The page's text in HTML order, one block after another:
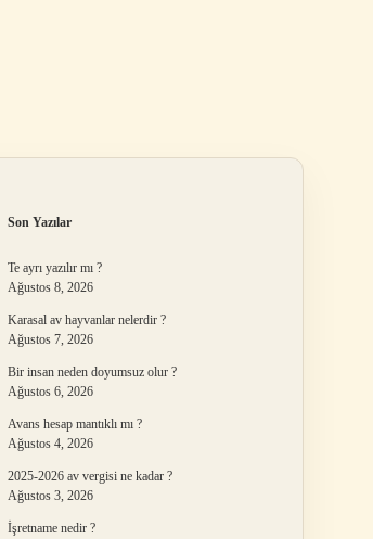
Son Yazılar
Te ayrı yazılır mı ?
Ağustos 8, 2026
Karasal av hayvanlar nelerdir ?
Ağustos 7, 2026
Bir insan neden doyumsuz olur ?
Ağustos 6, 2026
Avans hesap mantıklı mı ?
Ağustos 4, 2026
2025-2026 av vergisi ne kadar ?
Ağustos 3, 2026
İşretname nedir ?